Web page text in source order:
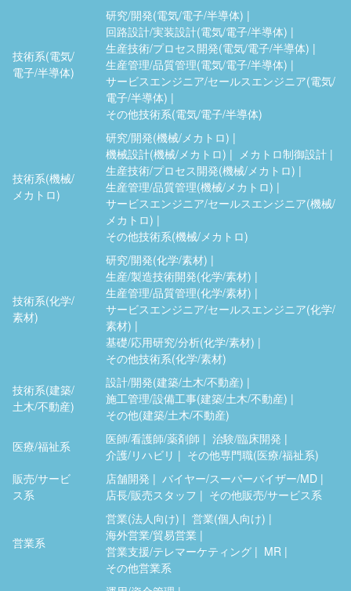
技術系(電気/
電子/半導体)
研究/開発(電気/電子/半導体)
回路設計/実装設計(電気/電子/半導体)
生産技術/プロセス開発(電気/電子/半導体)
生産管理/品質管理(電気/電子/半導体)
サービスエンジニア/セールスエンジニア(電気/
電子/半導体)
その他技術系(電気/電子/半導体)
技術系(機械/
メカトロ)
研究/開発(機械/メカトロ)
機械設計(機械/メカトロ)
メカトロ制御設計
生産技術/プロセス開発(機械/メカトロ)
生産管理/品質管理(機械/メカトロ)
サービスエンジニア/セールスエンジニア(機械/
メカトロ)
その他技術系(機械/メカトロ)
技術系(化学/
素材)
研究/開発(化学/素材)
生産/製造技術開発(化学/素材)
生産管理/品質管理(化学/素材)
サービスエンジニア/セールスエンジニア(化学/
素材)
基礎/応用研究/分析(化学/素材)
その他技術系(化学/素材)
技術系(建築/
土木/不動産)
設計/開発(建築/土木/不動産)
施工管理/設備工事(建築/土木/不動産)
その他(建築/土木/不動産)
医療/福祉系
医師/看護師/薬剤師
治験/臨床開発
介護/リハビリ
その他専門職(医療/福祉系)
販売/サービ
ス系
店舗開発
バイヤー/スーパーバイザー/MD
店長/販売スタッフ
その他販売/サービス系
営業系
営業(法人向け)
営業(個人向け)
海外営業/貿易営業
営業支援/テレマーケティング
MR
その他営業系